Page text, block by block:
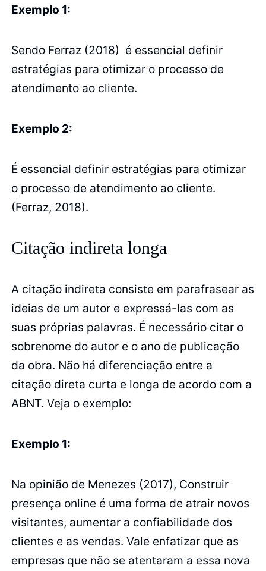
Exemplo 1:
Sendo Ferraz (2018) é essencial definir
estratégias para otimizar o processo de
atendimento ao cliente.
Exemplo 2:
É essencial definir estratégias para otimizar
o processo de atendimento ao cliente.
(Ferraz, 2018).
Citação indireta longa
A citação indireta consiste em parafrasear as
ideias de um autor e expressá-las com as
suas próprias palavras. É necessário citar o
sobrenome do autor e o ano de publicação
da obra. Não há diferenciação entre a
citação direta curta e longa de acordo com a
ABNT. Veja o exemplo:
Exemplo 1:
Na opinião de Menezes (2017), Construir
presença online é uma forma de atrair novos
visitantes, aumentar a confiabilidade dos
clientes e as vendas. Vale enfatizar que as
empresas que não se atentaram a essa nova